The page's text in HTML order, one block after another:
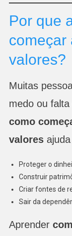
Por que
começar
valores?
Muitas
medo ou
como
valoresajuda
Proteger o
Construir
Criar fontes de
Sair da
Aprender